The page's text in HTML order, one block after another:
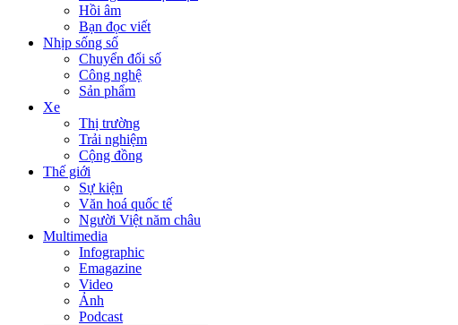
Hồi âm
Bạn đọc viết
Nhịp sống số
Chuyển đổi số
Công nghệ
Sản phẩm
Xe
Thị trường
Trải nghiệm
Cộng đồng
Thế giới
Sự kiện
Văn hoá quốc tế
Người Việt năm châu
Multimedia
Infographic
Emagazine
Video
Ảnh
Podcast